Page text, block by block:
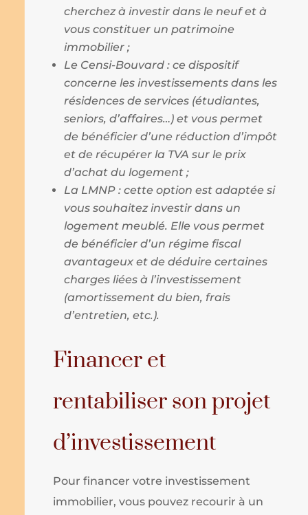
cherchez à investir dans le neuf et à
vous constituer un patrimoine
immobilier ;
Le Censi-Bouvard : ce dispositif
concerne les investissements dans les
résidences de services (étudiantes,
seniors, d’affaires…) et vous permet
de bénéficier d’une réduction d’impôt
et de récupérer la TVA sur le prix
d’achat du logement ;
La LMNP : cette option est adaptée si
vous souhaitez investir dans un
logement meublé. Elle vous permet
de bénéficier d’un régime fiscal
avantageux et de déduire certaines
charges liées à l’investissement
(amortissement du bien, frais
d’entretien, etc.).
Financer et
rentabiliser son projet
d’investissement
Pour financer votre investissement
immobilier, vous pouvez recourir à un